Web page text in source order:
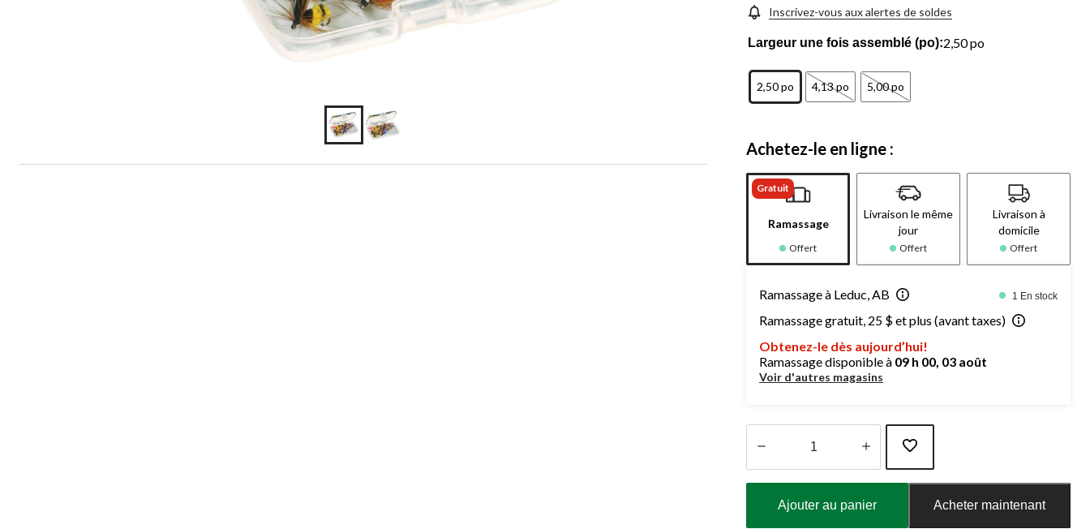
Inscrivez-vous aux alertes de soldes
Largeur une fois assemblé (po):2,50 po
2,50 po 4,13 po 5,00 po
Achetez-le en ligne :
Gratuit
Ramassage
Offert
Livraison le même
jour
Offert
Livraison à
domicile
Offert
Ramassage à Leduc, AB 1 En stock
Ramassage gratuit, 25 $ et plus (avant taxes)
Obtenez-le dès aujourd’hui!
Ramassage disponible à 09 h 00, 03 août
Voir d'autres magasins
Ajouter au panier Acheter maintenant